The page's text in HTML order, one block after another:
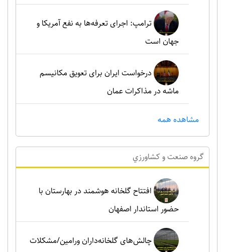
ترامپ: اجرای تعرفه‌ها به نفع آمریکا و
جهان است
درخواست ایران برای تعویق مکانیسم
ماشه در مذاکرات عمان
مشاهده همه
گروه صنعت و کشاورزي
افتتاح گلخانه هوشمند در بهارستان با
حضور استاندار اصفهان
چالش‌های گلخانه‌داران ورامین/مشکلات